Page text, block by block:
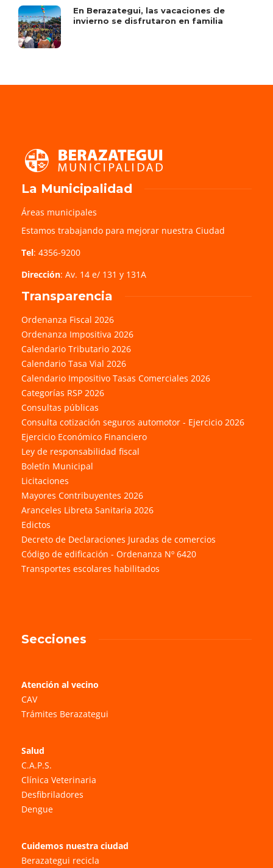
En Berazategui, las vacaciones de
invierno se disfrutaron en familia
La Municipalidad
Áreas municipales
Estamos trabajando para mejorar nuestra Ciudad
Tel: 4356-9200
Dirección: Av. 14 e/ 131 y 131A
Transparencia
Ordenanza Fiscal 2026
Ordenanza Impositiva 2026
Calendario Tributario 2026
Calendario Tasa Vial 2026
Calendario Impositivo Tasas Comerciales 2026
Categorías RSP 2026
Consultas públicas
Consulta cotización seguros automotor - Ejercicio 2026
Ejercicio Económico Financiero
Ley de responsabilidad fiscal
Boletín Municipal
Licitaciones
Mayores Contribuyentes 2026
Aranceles Libreta Sanitaria 2026
Edictos
Decreto de Declaraciones Juradas de comercios
Código de edificación - Ordenanza Nº 6420
Transportes escolares habilitados
Secciones
Atención al vecino
CAV
Trámites Berazategui
Salud
C.A.P.S.
Clínica Veterinaria
Desfibriladores
Dengue
Cuidemos nuestra ciudad
Berazategui recicla